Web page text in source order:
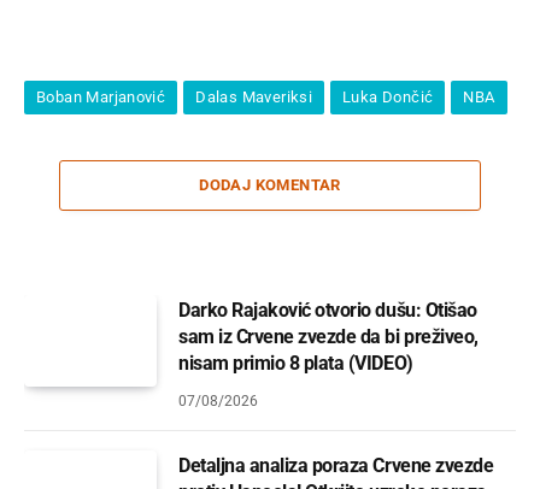
Boban Marjanović Dalas Maveriksi Luka Dončić NBA
DODAJ KOMENTAR
Darko Rajaković otvorio dušu: Otišao
sam iz Crvene zvezde da bi preživeo,
nisam primio 8 plata (VIDEO)
07/08/2026
Detaljna analiza poraza Crvene zvezde